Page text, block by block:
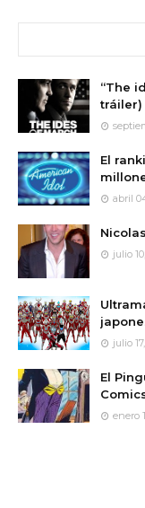
“The
tráiler)
El
abril
julio
julio
El
enero